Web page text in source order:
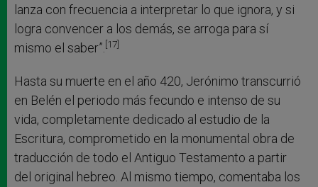
lanza con frecuencia a interpretar lo que ignora, y si
logra convencer a los demás, se arroga para sí
mismo el saber”. [17]
Hasta su muerte en el año 420, Jerónimo transcurrió
en Belén el periodo más fecundo e intenso de su
vida, completamente dedicado al estudio de la
Escritura, comprometido en la monumental obra de
traducción de todo el Antiguo Testamento a partir
del original hebreo. Al mismo tiempo, comentaba los